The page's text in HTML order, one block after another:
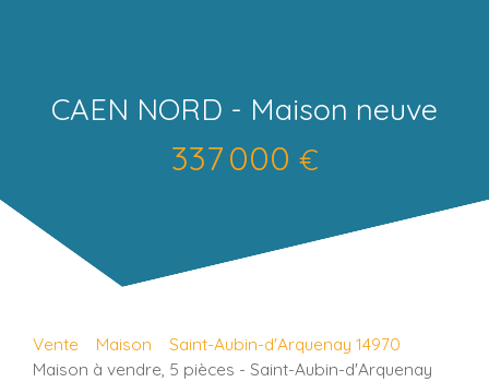
CAEN NORD - Maison neuve
337 000 €
Vente Maison
Saint-Aubin-d'Arquenay 14970
Maison à vendre, 5 pièces - Saint-Aubin-d'Arquenay